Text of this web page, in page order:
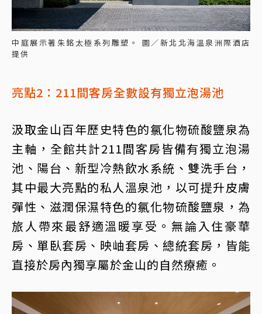
中庭展示著朱銘太極系列雕塑。 圖／新北北海溫泉洲際酒店
提供
亮點2：211間客房全數設有獨立泡湯池
汲取金山百年歷史特色的氯化物硫酸鹽泉為
主軸，全館共計211間客房皆備有獨立泡湯
池、陽台、新型冷熱飲水系統、雙洗手台，
其中最大亮點的私人溫泉池，以可提升皮膚
彈性、滋潤保濕特色的氯化物硫酸鹽泉，為
旅人帶來最舒適溫暖享受。無論入住豪華
房、單臥套房、映岫套房、總統套房，皆能
直接於房內獨享屬於金山的自然療癒。